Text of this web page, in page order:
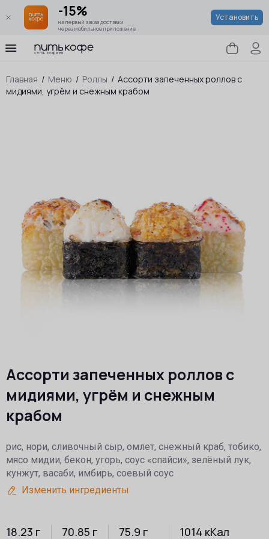
-15%
на первый заказ доставки
через мобильное приложение
Установить
Главная / Меню / Роллы / Ассорти запеченных роллов c
мидиями, угрём и снежным крабом
Ассорти запеченных роллов c
мидиями, угрём и снежным
крабом
рис, нори, сливочный сыр, омлет, снежный краб, тобико,
мясо мидии, бекон, угорь, соус «спайси», зелёный лук,
кунжут, васаби, имбирь, соевый соус
Изменить ингредиенты
18.23 г 70.85 г 75.9 г 1014 кКал